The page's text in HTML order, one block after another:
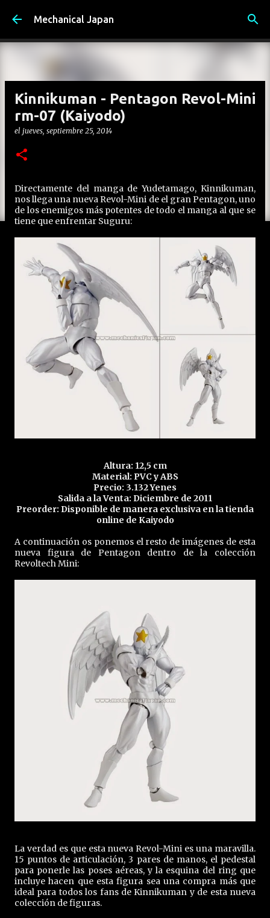
Ir al contenido principal
Mechanical Japan
Kinnikuman - Pentagon Revol-Mini
rm-07 (Kaiyodo)
el jueves, septiembre 25, 2014
Directamente del manga de Yudetamago, Kinnikuman,
nos llega una nueva Revol-Mini de el gran Pentagon, uno
de los enemigos más potentes de todo el manga al que se
tiene que enfrentar Suguru:
Altura: 12,5 cm
Material: PVC y ABS
Precio: 3.132 Yenes
Salida a la Venta: Diciembre de 2011
Preorder: Disponible de manera exclusiva en la tienda
online de Kaiyodo
A continuación os ponemos el resto de imágenes de esta
nueva figura de Pentagon dentro de la colección
Revoltech Mini:
La verdad es que esta nueva Revol-Mini es una maravilla.
15 puntos de articulación, 3 pares de manos, el pedestal
para ponerle las poses aéreas, y la esquina del ring que
incluye hacen que esta figura sea una compra más que
ideal para todos los fans de Kinnikuman y de esta nueva
colección de figuras.